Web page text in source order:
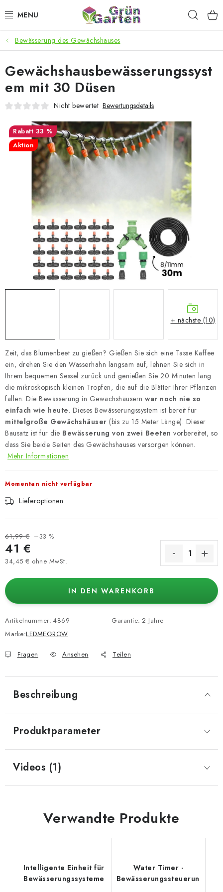
Inhalt
ANGEBOTE
LED PFLANZENLAMPEN
ANBAUBEDARF FÜR DEN HEIMANBAU
AQUARISTIK
MICROGREENS
SMARTER GARTEN
Geschäftsbewertung
Blog
Datenschutzerklärung
Bewässerung des Gewächshauses
Zeit, das Blumenbeet zu gießen? Gießen Sie sich eine Tasse Kaffee
ein, drehen Sie den Wasserhahn langsam auf, lehnen Sie sich in
Ihrem bequemen Sessel zurück und genießen Sie 20 Minuten lang
die mikroskopisch kleinen Tropfen, die auf die Blätter Ihrer Pflanzen
fallen. Die Bewässerung in Gewächshäusern war noch nie so
einfach wie heute. Dieses Bewässerungssystem ist bereit für
mittelgroße Gewächshäuser (bis zu 15 Meter Länge). Dieser
Bausatz ist für die Bewässerung von zwei Beeten vorbereitet, so
dass Sie beide Seiten des Gewächshauses versorgen können.
Mehr Informationen
Momentan nicht verfügbar
Lieferoptionen
61,99 € –33 %
41 €
34,45 € ohne MwSt.
IN DEN WARENKORB
Artikelnummer: 4869
Marke:LEDMEGROW
Garantie: 2 Jahre
Fragen Ansehen Teilen
Gewächshausbewässerungssyst
em mit 30 Düsen
Nicht bewertet Bewertungsdetails
33 %
Aktion
+ nächste (10)
Beschreibung
Produktparameter
Videos (1)
Verwandte Produkte
Intelligente Einheit für
Bewässerungssysteme
Water Timer -
Bewässerungssteuerung